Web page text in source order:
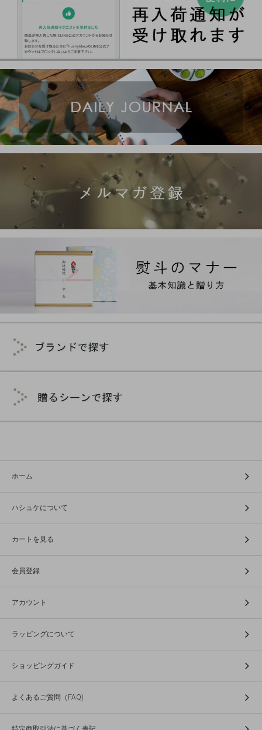
ホーム
ハシュケについて
カートを見る
会員登録
アカウント
ラッピングについて
ショッピングガイド
よくあるご質問（FAQ)